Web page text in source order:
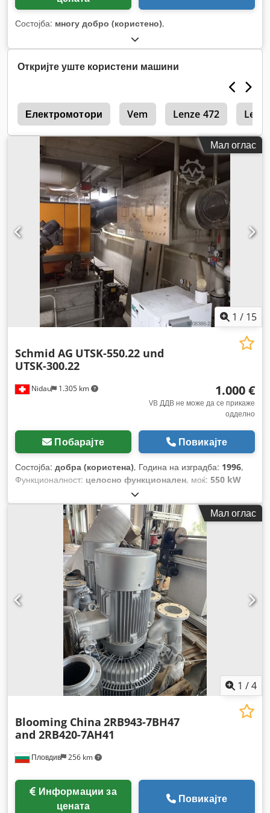
Состојба: многу добро (користено),
Откријте уште користени машини
Електромотори Vem Lenze 472
Мал оглас
1 / 15
Nidau 1.305 km
Schmid AG UTSK-550.22 und
UTSK-300.22
1.000 €
VB ДДВ не може да се прикаже
одделно
Побарајте Повикајте
Состојба: добра (користена), Година на изградба: 1996,
Функционалност: целосно функционален, моќ: 550 kW
, вкупна тежина:
топлотна моќност:550 kW (747,79 коњски сили), грејна
550 kW (747,79 коњски сили), Мал оглас
1 /4
Пловдив 256 km
Blooming China 2RB943-7BH47
and 2RB420-7AH41
цената
Повикајте